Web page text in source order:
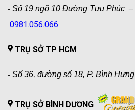
- Số 19 ngõ 10 Đường Tựu Phúc –
0981.056.066
TRỤ SỞ TP HCM
- Số 36, đường số 18, P. Bình
TRỤ SỞ BÌNH DƯƠNG